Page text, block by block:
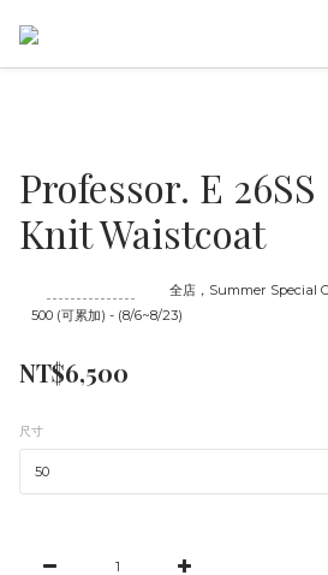
Professor. E
Knit Waistcoat
全店，Summer Special
500 (可累加) - (8/6~8/23)
NT$6,500
尺寸